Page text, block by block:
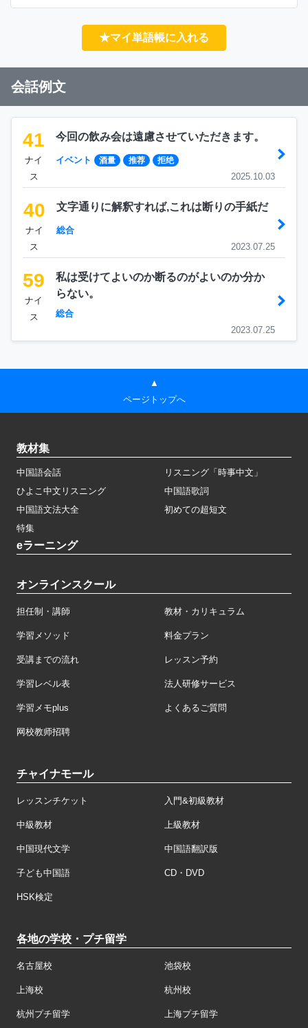
★マイ単語帳に入れる
会話例文
41
ナイ
ス
今回の飲み会は遠慮させていただきます。
イベント 酒量 推荐 拒绝
2025.10.03
40
ナイ
ス
文字通りに解釈すれば,これは断りの手紙だ
総合
2023.07.25
59
ナイ
ス
私は受けてよいのか断るのがよいのか分か
らない。
総合
2023.07.25
▲
ページトップへ
教材集
中国語会話
リスニング「時事中文」
ひよこ中文リスニング
中国語歌詞
中国語文法大全
初めての超短文
特集
eラーニング
オンラインスクール
担任制・講師 教材・カリキュラム
学習メソッド 料金プラン
受講までの流れ レッスン予約
学習レベル表 法人研修サービス
学習メモplus よくあるご質問
网校教师招聘
チャイナモール
レッスンチケット 入門&初級教材
中級教材 上級教材
中国現代文学 中国語翻訳版
子ども中国語 CD・DVD
HSK検定
各地の学校・プチ留学
名古屋校 池袋校
上海校 杭州校
杭州プチ留学 上海プチ留学